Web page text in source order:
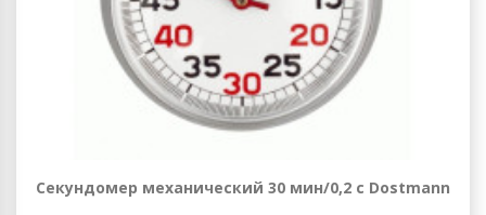
Секундомер механический 30 мин/0,2 с Dostmann